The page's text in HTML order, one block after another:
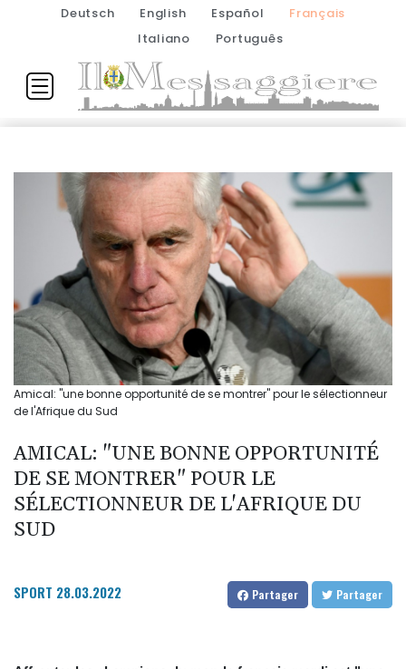
Deutsch English Español
Français
Italiano
Português
Amical: "une bonne opportunité de se montrer" pour le sélectionneur
de l'Afrique du Sud
AMICAL: "UNE BONNE OPPORTUNITÉ
DE SE MONTRER" POUR LE
SÉLECTIONNEUR DE L'AFRIQUE DU
SUD
SPORT 28.03.2022 Partager Partager